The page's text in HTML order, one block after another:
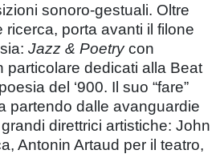
sonoro-gestuali. Oltre
porta avanti il filone
Jazz & Poetrycon
particolare dedicati alla Beat
del ‘900. Il suo “fare”
partendo dalle avanguardie
direttrici artistiche: John
Antonin Artaud per il teatro,